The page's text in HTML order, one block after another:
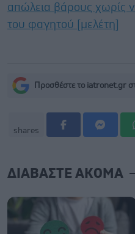
απώλεια βάρους χωρίς
του φαγητού [μελέτη]
Προσθέστε το iatronet.gr
shares
ΔΙΑΒΑΣΤΕ ΑΚΟΜΑ